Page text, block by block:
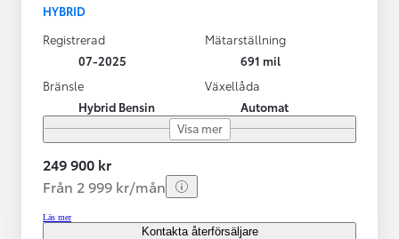
HYBRID
Registrerad
07-2025
Mätarställning
691 mil
Bränsle
Hybrid Bensin
Växellåda
Automat
Visa mer
249 900 kr
Från 2 999 kr/mån
Läs mer
Kontakta återförsäljare